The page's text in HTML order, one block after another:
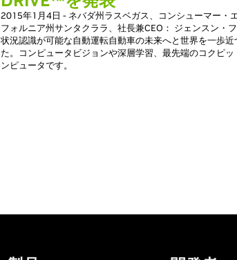
2015年1月4日 - ネバダ州ラスベガス、コンシューマー・
フォルニア州サンタクララ、社長兼CEO： ジェンスン
状況認識が可能な自動運転自動車の未来へと世界を一歩
た。コンピュータビジョンや深層学習、最先端のコクピ
ンピュータです。